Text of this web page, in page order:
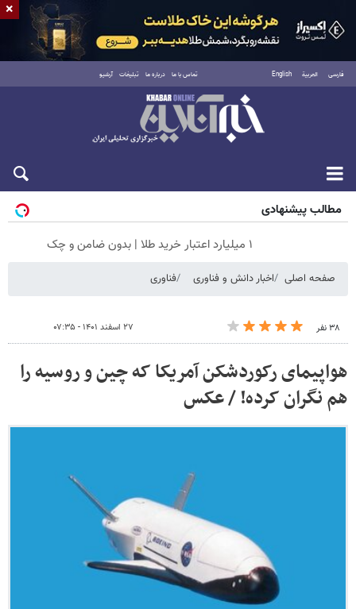
فارسی العربية English تماس با ما درباره ما تبلیغات آرشیو
شنبه ۱۷ مرداد ۱۴۰۵
مطالب پیشنهادی
۱ میلیارد اعتبار خرید طلا | بدون ضامن و چک
صفحه اصلی اخبار دانش و فناوری فناوری
۳۸ نفر ۲۷ اسفند ۱۴۰۱ - ۰۷:۳۵
هواپیمای رکوردشکن آمریکا که چین و روسیه را
هم نگران کرده! / عکس
×